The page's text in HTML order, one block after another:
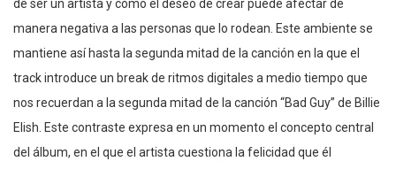
de ser un artista y cómo el deseo de crear puede afectar de
manera negativa a las personas que lo rodean. Este ambiente se
mantiene así hasta la segunda mitad de la canción en la que el
track introduce un break de ritmos digitales a medio tiempo que
nos recuerdan a la segunda mitad de la canción “Bad Guy” de Billie
Elish. Este contraste expresa en un momento el concepto central
del álbum, en el que el artista cuestiona la felicidad que él